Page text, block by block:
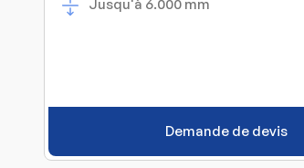
Jusqu'à 6.000 mm
Demande de devis